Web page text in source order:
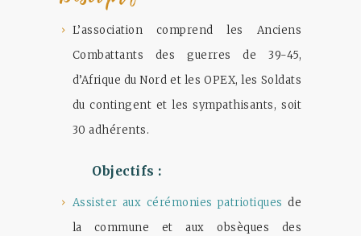
L’association comprend les Anciens
Combattants des guerres de 39-45,
d’Afrique du Nord et les OPEX, les Soldats
du contingent et les sympathisants, soit
30 adhérents.
Objectifs :
Assister aux cérémonies patriotiques de
la commune et aux obsèques des